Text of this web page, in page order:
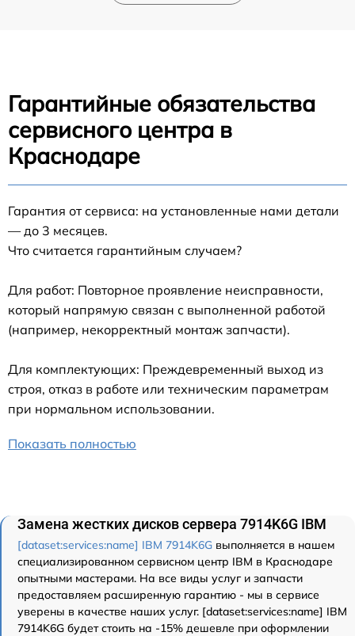
Гарантийные обязательства
сервисного центра в
Краснодаре
Гарантия от сервиса: на установленные нами детали
— до 3 месяцев.
Что считается гарантийным случаем?
Для работ: Повторное проявление неисправности,
который напрямую связан с выполненной работой
(например, некорректный монтаж запчасти).
Для комплектующих: Преждевременный выход из
строя, отказ в работе или техническим параметрам
при нормальном использовании.
Показать полностью
Замена жестких дисков сервера 7914K6G IBM
[dataset:services:name] IBM 7914K6G выполняется в нашем
специализированном сервисном центр IBM в Краснодаре
опытными мастерами. На все виды услуг и запчасти
предоставляем расширенную гарантию - мы в сервисе
уверены в качестве наших услуг. [dataset:services:name] IBM
7914K6G будет стоить на -15% дешевле при оформлении